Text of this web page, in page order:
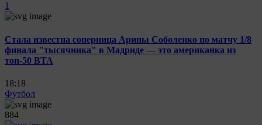
1
Стала известна соперница Арины Соболенко по матчу 1/8
финала "тысячника" в Мадриде — это американка из
топ-50 ВТА
18:18
Футбол
884